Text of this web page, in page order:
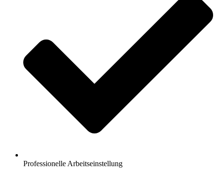
Professionelle Arbeitseinstellung